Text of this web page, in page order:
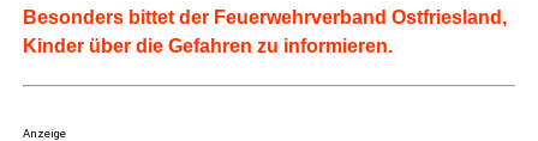
Beson­ders bit­tet der Feu­er­wehr­ver­band Ost­fries­land,
Kin­der über die Gefah­ren zu informieren.
Anzeige